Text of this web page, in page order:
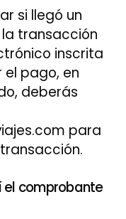
si llegó un
transacción
inscrita
pago, en
deberás
para
el comprobante